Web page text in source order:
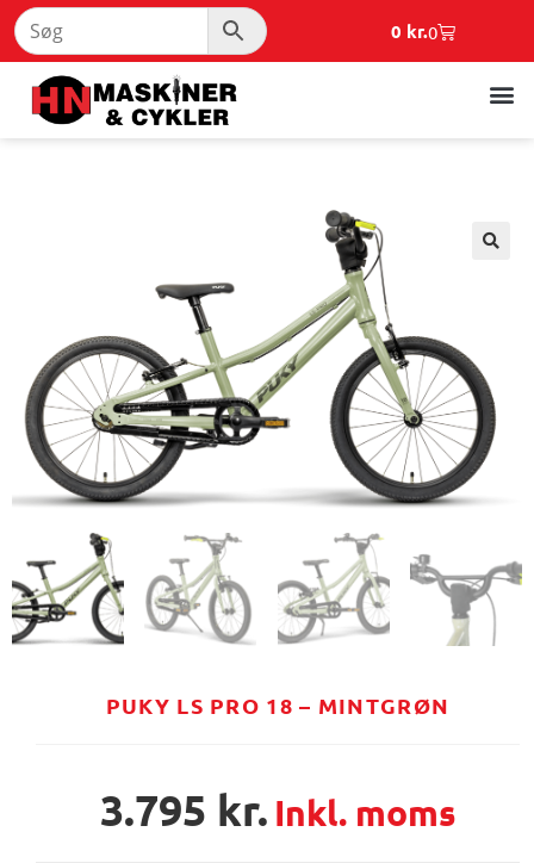
0 kr.0
PUKY LS PRO 18 – MINTGRØN
3.795 kr. Inkl. moms